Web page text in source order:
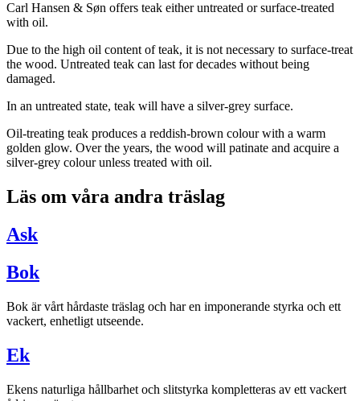
Carl Hansen & Søn offers teak either untreated or surface-treated
with oil.
Due to the high oil content of teak, it is not necessary to surface-treat
the wood. Untreated teak can last for decades without being
damaged.
In an untreated state, teak will have a silver-grey surface.
Oil-treating teak produces a reddish-brown colour with a warm
golden glow. Over the years, the wood will patinate and acquire a
silver-grey colour unless treated with oil.
Läs om våra andra träslag
Ask
Bok
Bok är vårt hårdaste träslag och har en imponerande styrka och ett
vackert, enhetligt utseende.
Ek
Ekens naturliga hållbarhet och slitstyrka kompletteras av ett vackert